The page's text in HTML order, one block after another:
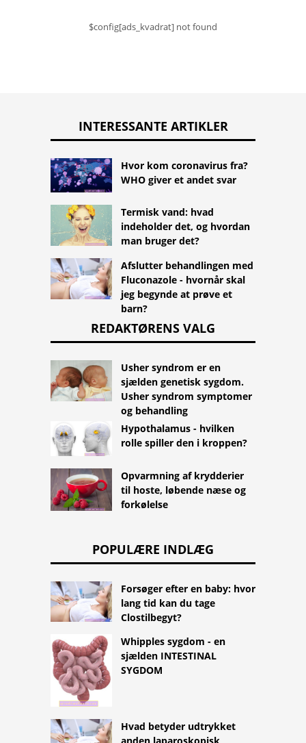
$config[ads_kvadrat] not found
INTERESSANTE ARTIKLER
Hvor kom coronavirus fra?
WHO giver et andet svar
Termisk vand: hvad
indeholder det, og hvordan
man bruger det?
Afslutter behandlingen med
Fluconazole - hvornår skal
jeg begynde at prøve et
barn?
REDAKTØRENS VALG
Usher syndrom er en
sjælden genetisk sygdom.
Usher syndrom symptomer
og behandling
Hypothalamus - hvilken
rolle spiller den i kroppen?
Opvarmning af krydderier
til hoste, løbende næse og
forkølelse
POPULÆRE INDLÆG
Forsøger efter en baby: hvor
lang tid kan du tage
Clostilbegyt?
Whipples sygdom - en
sjælden INTESTINAL
SYGDOM
Hvad betyder udtrykket